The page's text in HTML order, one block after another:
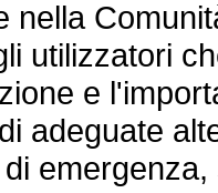
nella
utilizzatori
e
adeguate